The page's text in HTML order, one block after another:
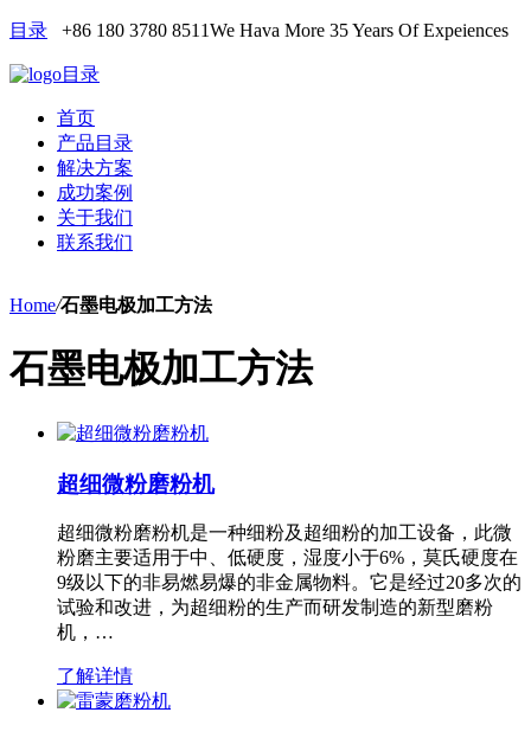
目录 +86 180 3780 8511We Hava More 35 Years Of Expeiences
目录
首页
产品目录
解决方案
成功案例
关于我们
联系我们
Home/石墨电极加工方法
石墨电极加工方法
超细微粉磨粉机
超细微粉磨粉机是一种细粉及超细粉的加工设备，此微
粉磨主要适用于中、低硬度，湿度小于6%，莫氏硬度在
9级以下的非易燃易爆的非金属物料。它是经过20多次的
试验和改进，为超细粉的生产而研发制造的新型磨粉
机，…
了解详情